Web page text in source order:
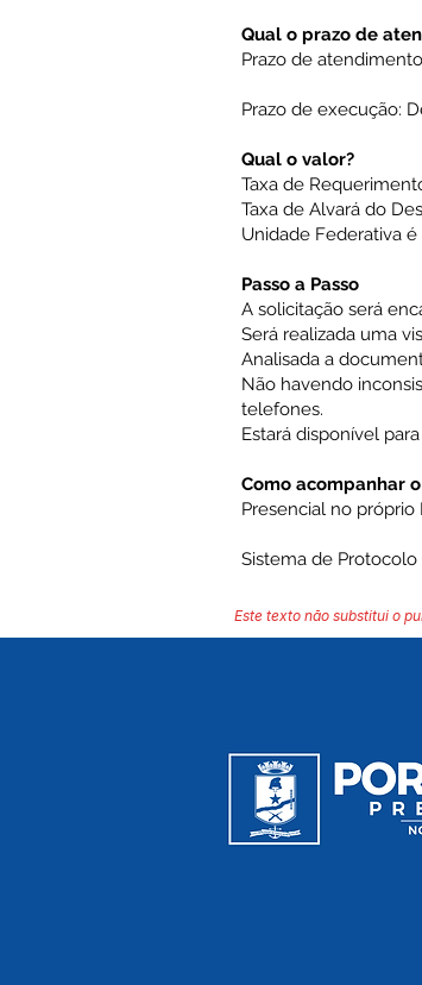
Qual o prazo de
Prazo de
Prazo de execução:
Qual o valor?
Taxa de
Taxa de Alvará do
Unidade Federativa
Passo a Passo
A solicitação será
Será realizada uma
Analisada a
Não havendo
telefones.
Estará disponível
Como acompanhar
Presencial no
Sistema de Protocolo
Este texto não substitui o